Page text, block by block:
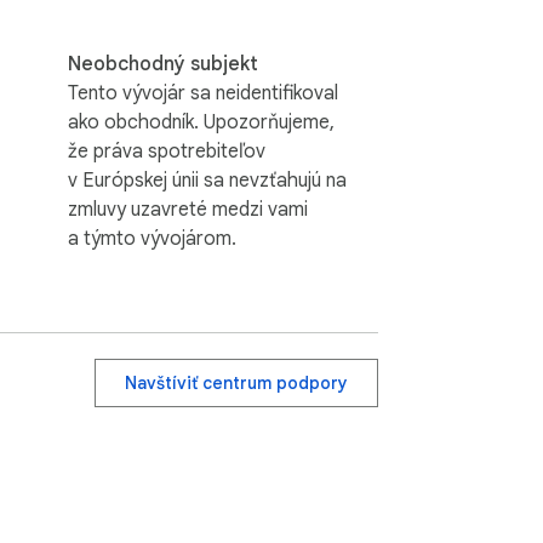
Neobchodný subjekt
Tento vývojár sa neidentifikoval
ako obchodník. Upozorňujeme,
že práva spotrebiteľov
v Európskej únii sa nevzťahujú na
zmluvy uzavreté medzi vami
a týmto vývojárom.
Navštíviť centrum podpory